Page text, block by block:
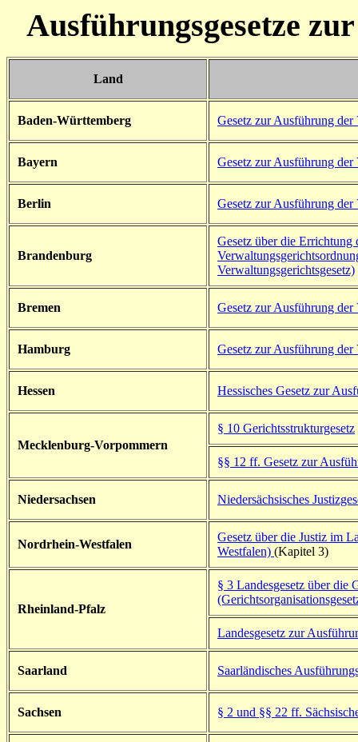
Ausführungsgesetze
Land
Baden-Württemberg Gesetz zur Ausführung
Bayern Gesetz zur Ausführung
Berlin Gesetz zur Ausführung
Brandenburg
Gesetz über die
Verwaltungsgerichtsgesetz)
Bremen Gesetz zur Ausführung
Hamburg Gesetz zur Ausführung
Hessen Hessisches Gesetz zur
Mecklenburg-Vorpommern
§ 10 Gerichtsstrukturgesetz
§§ 12 ff. Gesetz zur
Niedersachsen Niedersächsisches
Nordrhein-Westfalen
Gesetz über die Justiz im
Westfalen) (Kapitel 3)
Rheinland-Pfalz
§ 3 Landesgesetz über die
Landesgesetz zur
Saarland Saarländisches
Sachsen § 2 und §§ 22 ff.